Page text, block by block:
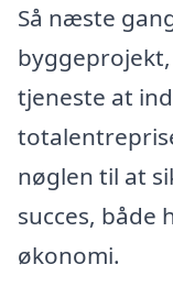
Så næste
tjeneste at
nøglen til at
succes, både
økonomi.